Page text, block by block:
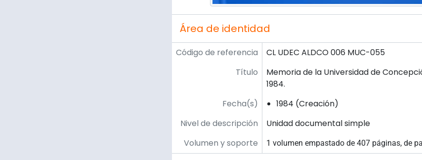
Área de identidad
Código de referencia
CL UDEC ALDCO 006 MUC-055
Título
Memoria de la Universidad de
1984.
Fecha(s)
1984 (Creación)
Nivel de descripción
Unidad documental simple
Volumen y soporte
1 volumen empastado de 407 páginas, de